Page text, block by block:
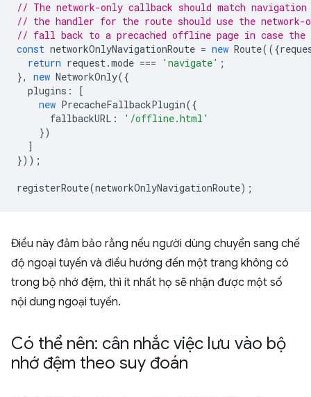
// The network-only callback should match navigation
// the handler for the route should use the
// fall back to a precached offline page in case
const networkOnlyNavigationRoute = new Route(({
return request.mode === 'navigate' ;
},
new NetworkOnly({
plugins :
[
new PrecacheFallbackPlugin({
fallbackURL :
'/offline.html'
})
]
}));
registerRoute(networkOnlyNavigationRoute);
Điều này đảm bảo rằng nếu người dùng chuyển sang chế
độ ngoại tuyến và điều hướng đến một trang không có
trong bộ nhớ đệm, thì ít nhất họ sẽ nhận được một số
nội dung ngoại tuyến.
Có thể nên: cân nhắc việc lưu vào bộ
nhớ đệm theo suy đoán